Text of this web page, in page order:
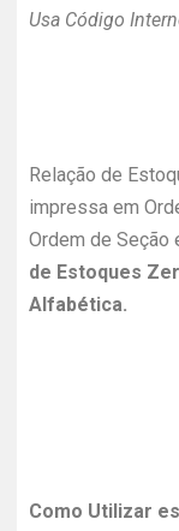
Usa Código
Relação de
impressa em
Ordem de Seção
de Estoques
Alfabética.
Como Utilizar